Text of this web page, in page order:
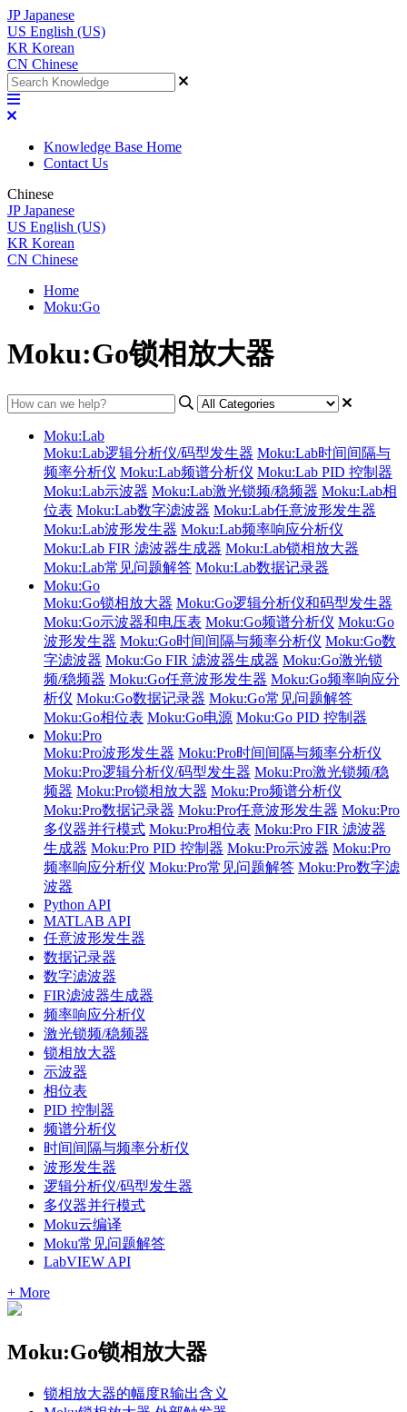
JP Japanese
US English (US)
KR Korean
CN Chinese
Knowledge Base Home
Contact Us
Chinese
JP Japanese
US English (US)
KR Korean
CN Chinese
Home
Moku:Go
Moku:Go锁相放大器
Moku:Lab
Moku:Lab逻辑分析仪/码型发生器 Moku:Lab时间间隔与
频率分析仪 Moku:Lab频谱分析仪 Moku:Lab PID 控制器
Moku:Lab示波器 Moku:Lab激光锁频/稳频器 Moku:Lab相
位表 Moku:Lab数字滤波器 Moku:Lab任意波形发生器
Moku:Lab波形发生器 Moku:Lab频率响应分析仪
Moku:Lab FIR 滤波器生成器 Moku:Lab锁相放大器
Moku:Lab常见问题解答 Moku:Lab数据记录器
Moku:Go
Moku:Go锁相放大器 Moku:Go逻辑分析仪和码型发生器
Moku:Go示波器和电压表 Moku:Go频谱分析仪 Moku:Go
波形发生器 Moku:Go时间间隔与频率分析仪 Moku:Go数
字滤波器 Moku:Go FIR 滤波器生成器 Moku:Go激光锁
频/稳频器 Moku:Go任意波形发生器 Moku:Go频率响应分
析仪 Moku:Go数据记录器 Moku:Go常见问题解答
Moku:Go相位表 Moku:Go电源 Moku:Go PID 控制器
Moku:Pro
Moku:Pro波形发生器 Moku:Pro时间间隔与频率分析仪
Moku:Pro逻辑分析仪/码型发生器 Moku:Pro激光锁频/稳
频器 Moku:Pro锁相放大器 Moku:Pro频谱分析仪
Moku:Pro数据记录器 Moku:Pro任意波形发生器 Moku:Pro
多仪器并行模式 Moku:Pro相位表 Moku:Pro FIR 滤波器
生成器 Moku:Pro PID 控制器 Moku:Pro示波器 Moku:Pro
频率响应分析仪 Moku:Pro常见问题解答 Moku:Pro数字滤
波器
Python API
MATLAB API
任意波形发生器
数据记录器
数字滤波器
FIR滤波器生成器
频率响应分析仪
激光锁频/稳频器
锁相放大器
示波器
相位表
PID 控制器
频谱分析仪
时间间隔与频率分析仪
波形发生器
逻辑分析仪/码型发生器
多仪器并行模式
Moku云编译
Moku常见问题解答
LabVIEW API
+ More
Moku:Go锁相放大器
锁相放大器的幅度R输出含义